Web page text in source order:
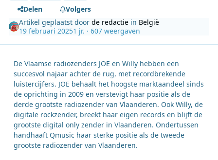
Delen
Volgers
Artikel geplaatst doorde redactie in België
19 februari 20251 jr. · 607 weergaven
De Vlaamse radiozenders JOE en Willy hebben een
succesvol najaar achter de rug, met recordbrekende
luistercijfers. JOE behaalt het hoogste marktaandeel sinds
de oprichting in 2009 en verstevigt haar positie als de
derde grootste radiozender van Vlaanderen. Ook Willy, de
digitale rockzender, breekt haar eigen records en blijft de
grootste digital only zender in Vlaanderen. Ondertussen
handhaaft Qmusic haar sterke positie als de tweede
grootste radiozender van Vlaanderen.